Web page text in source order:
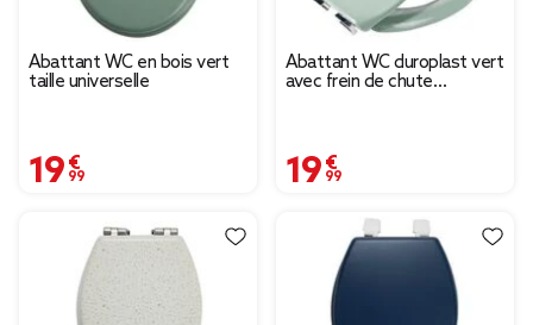
Abattant WC en bois vert
taille universelle
19,99 €
Abattant WC duroplast vert
avec frein de chute
19,99 €